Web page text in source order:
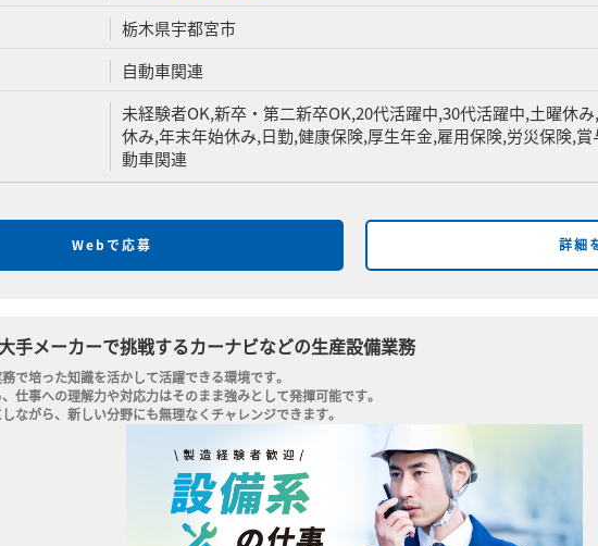
栃木県宇都宮市
自動車関連
未経験者OK,新卒・第二新卒OK,20代活躍中,30代活躍中,土曜休
休み,年末年始休み,日勤,健康保険,厚生年金,雇用保険,労災保険,
動車関連
Webで応募 詳細
手メーカーで挑戦するカーナビなどの生産設備業務
で培った知識を活かして活躍できる環境です。
仕事への理解力や対応力はそのまま強みとして発揮可能です。
ながら、新しい分野にも無理なくチャレンジできます。